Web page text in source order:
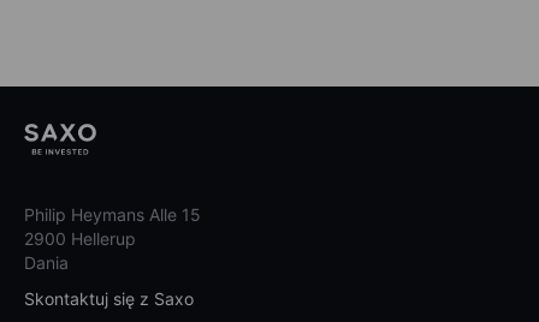
Philip Heymans Alle 15
2900 Hellerup
Dania
Skontaktuj się z Saxo